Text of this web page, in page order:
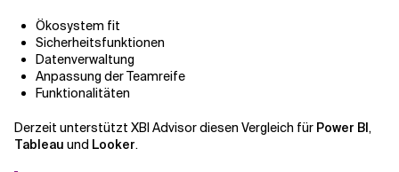
Ökosystem fit
Sicherheitsfunktionen
Datenverwaltung
Anpassung der Teamreife
Funktionalitäten
Derzeit unterstützt XBI Advisor diesen Vergleich für Power BI,
Tableau und Looker.